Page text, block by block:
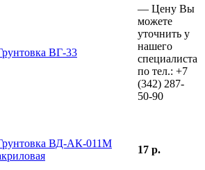
ВГ-33
— Цену Вы
можете
уточнить у
нашего
специалиста
по тел.: +7
(342) 287-
50-90
ВД-АК-011М
17 р.